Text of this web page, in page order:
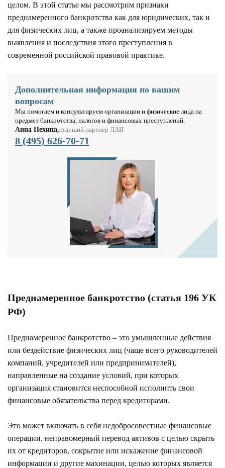
целом. В этой статье мы рассмотрим признаки
преднамеренного банкротства как для юридических, так и
для физических лиц, а также проанализируем методы
выявления и последствия этого преступления в
современной российской правовой практике.
Дополнительная информация по вашим
вопросам
Мы помогаем и консультируем организации и физические лица на
предмет банкротства, налогов и финансовых преступлений.
Анна Нехина,старший партнер ЛАИ
8 (495) 626-70-71
Преднамеренное банкротство (статья 196 УК
РФ)
Преднамеренное банкротство – это умышленные действия
или бездействие физических лиц (чаще всего руководителей
компаний, учредителей или предпринимателей),
направленные на создание условий, при которых
организация становится неспособной исполнить свои
финансовые обязательства перед кредиторами.
Это может включать в себя недобросовестные финансовые
операции, неправомерный перевод активов с целью скрыть
их от кредиторов, сокрытие или искажение финансовой
информации и другие махинации, целью которых является